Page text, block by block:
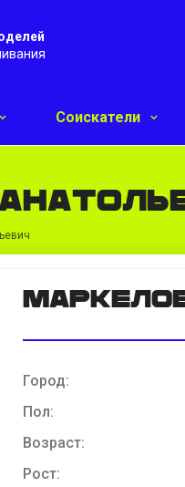
Соискатели
Город:
Пол:
Возраст:
Рост: